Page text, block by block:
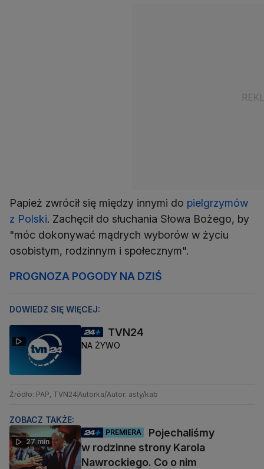
Papież zwrócił się między innymi do pielgrzymów
z Polski. Zachęcił do słuchania Słowa Bożego, by
"móc dokonywać mądrych wyborów w życiu
osobistym, rodzinnym i społecznym".
PROGNOZA POGODY NA DZIŚ
DOWIEDZ SIĘ WIĘCEJ:
TVN24
NA ŻYWO
Źródło: PAP, TVN24 Autorka/Autor: asty/kab
ZOBACZ TAKŻE:
27 min
PREMIERA
Pojechaliśmy
w rodzinne strony Karola
Nawrockiego. Co o nim